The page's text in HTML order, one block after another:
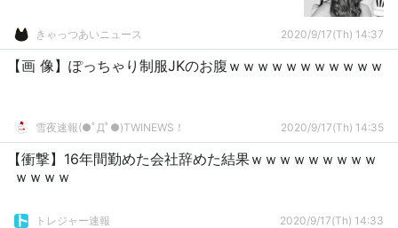
きゃっつあいニュース 2020/9/17(Th) 14:37
【画 像】ぽっちゃり制服JKのお腹ｗｗｗｗｗｗｗｗｗｗｗ
雪夜速報(●ﾟДﾟ●)TWINEWS！ 2020/9/17(Th) 14:35
【衝撃】16年間勤めた会社辞めた結果ｗｗｗｗｗｗｗｗｗ
ｗｗｗｗ
トレジャー速報 2020/9/17(Th) 14:33